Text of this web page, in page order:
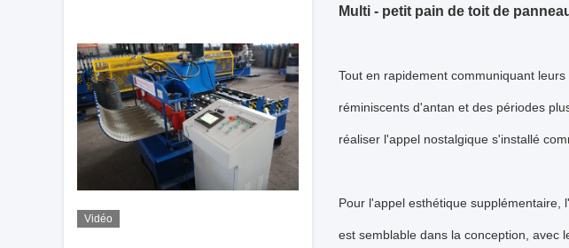
Vidéo
Multi - petit pain de toit de
Tout en rapidement communiquant
réminiscents d'antan et des périodes
réaliser l'appel nostalgique s'installé
Pour l'appel esthétique supplémentaire,
est semblable dans la conception, avec